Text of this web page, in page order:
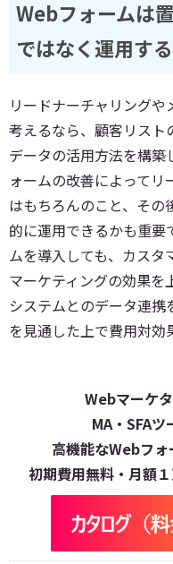
Webフォームは
ではなく運用す
リードナーチャリング
考えるなら、顧客リスト
データの活用方法を構築
ォームの改善によって
はもちろんのこと、その
的に運用できるかも重要
ムを導入しても、カスタ
マーケティングの効果を
システムとのデータ連
を見通した上で費用対効
Webマーケ
MA・SFA
高機能なWebフォ
初期費用無料・月額